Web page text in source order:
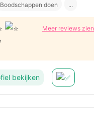
Boodschappen doen ...
Meer reviews zien
bekijken